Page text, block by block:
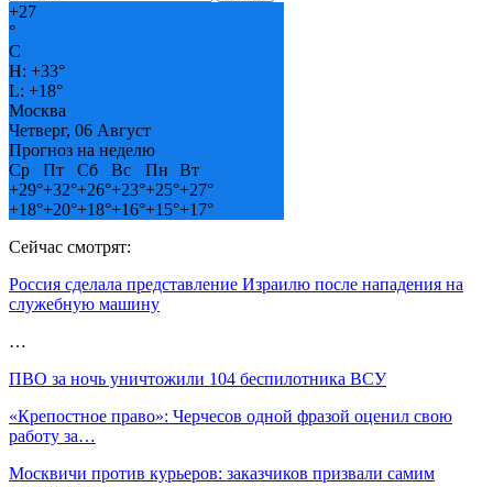
+27
°
C
H: +33°
L: +18°
Москва
Четверг, 06 Август
Прогноз на неделю
Ср
Пт Сб Вс Пн
Вт
+29°+32°+26°+23°+25°+27°
+18°+20°+18°+16°+15°+17°
Сейчас смотрят:
Россия сделала представление Израилю после нападения на
служебную машину
…
ПВО за ночь уничтожили 104 беспилотника ВСУ
«Крепостное право»: Черчесов одной фразой оценил свою
работу за…
Москвичи против курьеров: заказчиков призвали самим